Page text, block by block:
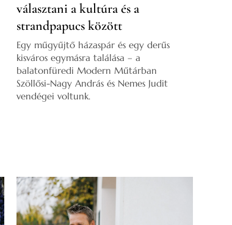
választani a kultúra és a
strandpapucs között
Egy műgyűjtő házaspár és egy derűs
kisváros egymásra találása – a
balatonfüredi Modern Műtárban
Szöllősi-Nagy András és Nemes Judit
vendégei voltunk.